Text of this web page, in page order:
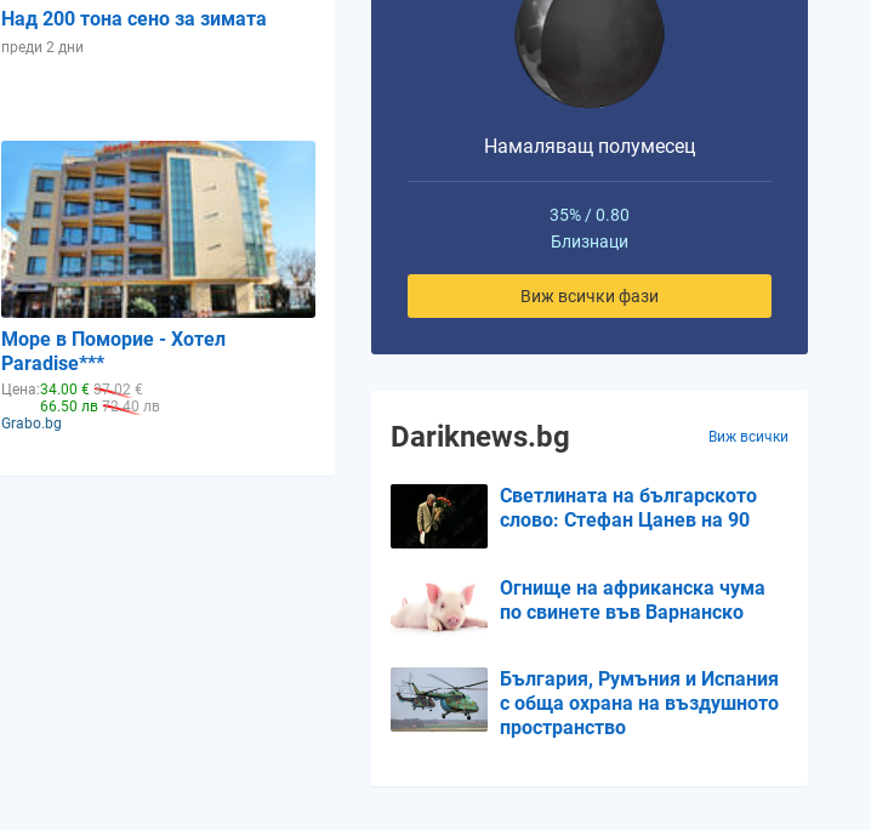
0.87
Над 200 тона сено за зимата
преди 2 дни
Море в Поморие - Хотел
Paradise***
Цена:34.00 € 37.02 €
66.50 лв 72.40 лв
Grabo.bg
Намаляващ полумесец
35% / 0.80
Близнаци
Виж всички фази
Dariknews.bg Виж всички
Светлината на българското
слово: Стефан Цанев на 90
Огнище на африканска чума
по свинете във Варнанско
България, Румъния и Испания
с обща охрана на въздушното
пространство